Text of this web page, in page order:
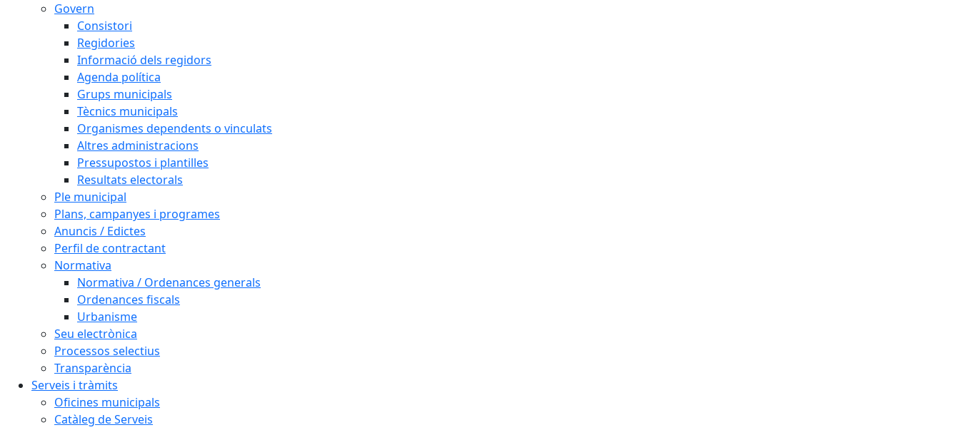
Govern
Consistori
Regidories
Informació dels regidors
Agenda política
Grups municipals
Tècnics municipals
Organismes dependents o vinculats
Altres administracions
Pressupostos i plantilles
Resultats electorals
Ple municipal
Plans, campanyes i programes
Anuncis / Edictes
Perfil de contractant
Normativa
Normativa / Ordenances generals
Ordenances fiscals
Urbanisme
Seu electrònica
Processos selectius
Transparència
Serveis i tràmits
Oficines municipals
Catàleg de Serveis